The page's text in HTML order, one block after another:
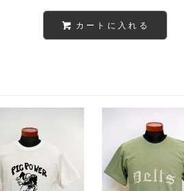
カートに入れる